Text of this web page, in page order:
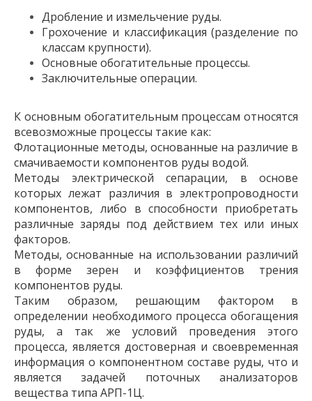
Дробление и измельчение руды.
Грохочение и классификация (разделение по
классам крупности).
Основные обогатительные процессы.
Заключительные операции.
К основным обогатительным процессам относятся
всевозможные процессы такие как:
Флотационные методы, основанные на различие в
смачиваемости компонентов руды водой.
Методы электрической сепарации, в основе
которых лежат различия в электропроводности
компонентов, либо в способности приобретать
различные заряды под действием тех или иных
факторов.
Методы, основанные на использовании различий
в форме зерен и коэффициентов трения
компонентов руды.
Таким образом, решающим фактором в
определении необходимого процесса обогащения
руды, а так же условий проведения этого
процесса, является достоверная и своевременная
информация о компонентном составе руды, что и
является задачей поточных анализаторов
вещества типа АРП-1Ц.